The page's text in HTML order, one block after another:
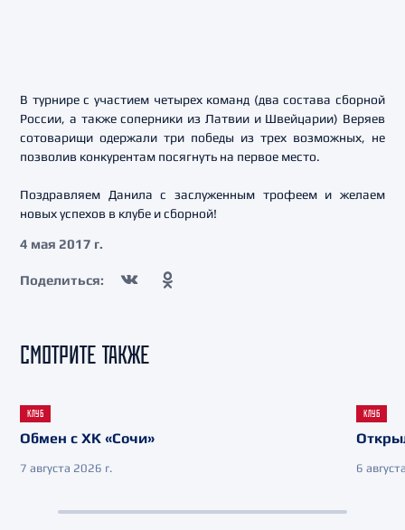
В турнире с участием четырех команд (два состава сборной
России, а также соперники из Латвии и Швейцарии) Веряев
сотоварищи одержали три победы из трех возможных, не
позволив конкурентам посягнуть на первое место.
Поздравляем Данила с заслуженным трофеем и желаем
новых успехов в клубе и сборной!
4 мая 2017 г.
Поделиться:
СМОТРИТЕ ТАКЖЕ
КЛУБ
Обмен с ХК «Сочи»
7 августа 2026 г.
КЛУБ
6